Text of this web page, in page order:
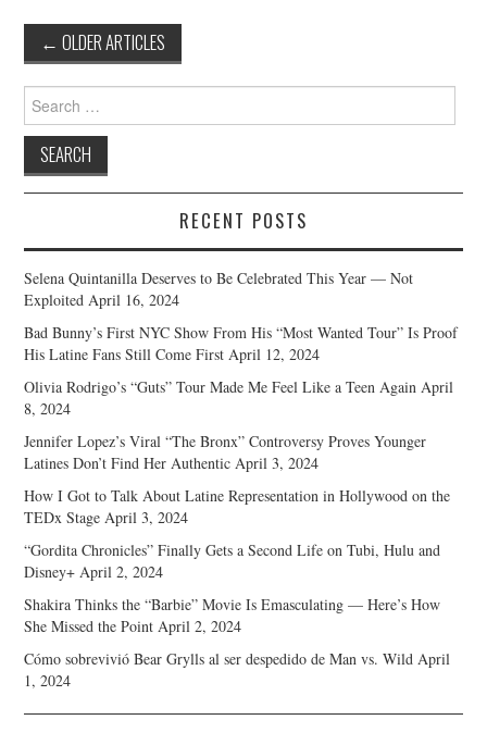
Post
navigation
← OLDER ARTICLES
Search
for:
RECENT POSTS
Selena Quintanilla Deserves to Be Celebrated This Year — Not
Exploited April 16, 2024
Bad Bunny’s First NYC Show From His “Most Wanted Tour” Is Proof
His Latine Fans Still Come First April 12, 2024
Olivia Rodrigo’s “Guts” Tour Made Me Feel Like a Teen Again April
8, 2024
Jennifer Lopez’s Viral “The Bronx” Controversy Proves Younger
Latines Don’t Find Her Authentic April 3, 2024
How I Got to Talk About Latine Representation in Hollywood on the
TEDx Stage April 3, 2024
“Gordita Chronicles” Finally Gets a Second Life on Tubi, Hulu and
Disney+ April 2, 2024
Shakira Thinks the “Barbie” Movie Is Emasculating — Here’s How
She Missed the Point April 2, 2024
Cómo sobrevivió Bear Grylls al ser despedido de Man vs. Wild April
1, 2024